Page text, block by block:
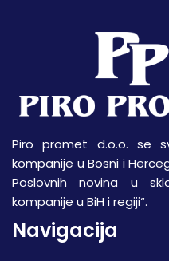
Piro promet d.o.o. se
kompanije u Bosni i
Poslovnih novina u
kompanije u BiH i regiji“.
Navigacija